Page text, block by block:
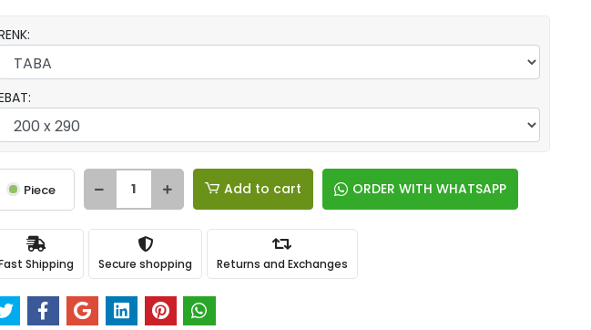
Piece Add to cart ORDER WITH WHATSAPP
Shipping Secure shopping Returns and Exchanges